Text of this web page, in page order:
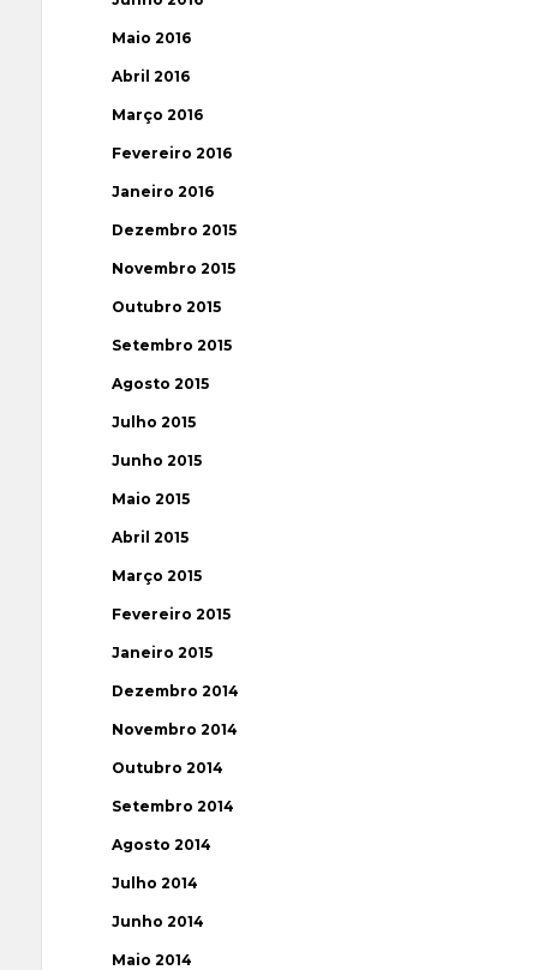
Maio 2016
Abril 2016
Março 2016
Fevereiro 2016
Janeiro 2016
Dezembro 2015
Novembro 2015
Outubro 2015
Setembro 2015
Agosto 2015
Julho 2015
Junho 2015
Maio 2015
Abril 2015
Março 2015
Fevereiro 2015
Janeiro 2015
Dezembro 2014
Novembro 2014
Outubro 2014
Setembro 2014
Agosto 2014
Julho 2014
Junho 2014
Maio 2014